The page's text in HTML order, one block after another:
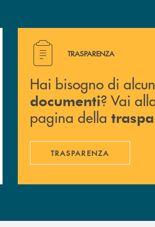
! Hai bisogno di alcuni
TRASPARENZA
Hai bisogno di
documenti? Vai
pagina della
TRASPARENZA